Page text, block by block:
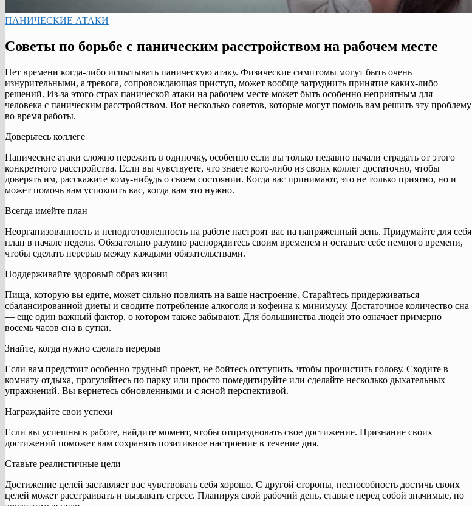
ПАНИЧЕСКИЕ АТАКИ
Советы по борьбе с паническим расстройством на рабочем месте
Нет времени когда-либо испытывать паническую атаку. Физические симптомы могут быть очень
изнурительными, а тревога, сопровождающая приступ, может вообще затруднить принятие каких-либо
решений. Из-за этого страх панической атаки на рабочем месте может быть особенно неприятным для
человека с паническим расстройством. Вот несколько советов, которые могут помочь вам решить эту проблему
во время работы.
Доверьтесь коллеге
Панические атаки сложно пережить в одиночку, особенно если вы только недавно начали страдать от этого
конкретного расстройства. Если вы чувствуете, что знаете кого-либо из своих коллег достаточно, чтобы
доверять им, расскажите кому-нибудь о своем состоянии. Когда вас принимают, это не только приятно, но и
может помочь вам успокоить вас, когда вам это нужно.
Всегда имейте план
Неорганизованность и неподготовленность на работе настроят вас на напряженный день. Придумайте для себя
план в начале недели. Обязательно разумно распорядитесь своим временем и оставьте себе немного времени,
чтобы сделать перерыв между каждыми обязательствами.
Поддерживайте здоровый образ жизни
Пища, которую вы едите, может сильно повлиять на ваше настроение. Старайтесь придерживаться
сбалансированной диеты и сводите потребление алкоголя и кофеина к минимуму. Достаточное количество сна
— еще один важный фактор, о котором также забывают. Для большинства людей это означает примерно
восемь часов сна в сутки.
Знайте, когда нужно сделать перерыв
Если вам предстоит особенно трудный проект, не бойтесь отступить, чтобы прочистить голову. Сходите в
комнату отдыха, прогуляйтесь по парку или просто помедитируйте или сделайте несколько дыхательных
упражнений. Вы вернетесь обновленными и с ясной перспективой.
Награждайте свои успехи
Если вы успешны в работе, найдите момент, чтобы отпраздновать свое достижение. Признание своих
достижений поможет вам сохранять позитивное настроение в течение дня.
Ставьте реалистичные цели
Достижение целей заставляет вас чувствовать себя хорошо. С другой стороны, неспособность достичь своих
целей может расстраивать и вызывать стресс. Планируя свой рабочий день, ставьте перед собой значимые, но